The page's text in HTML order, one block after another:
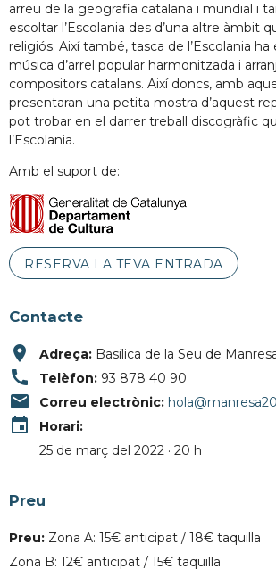
arreu de la geografia catalana i mundial i
escoltar l’Escolania des d’una altre àmbit
religiós. Així també, tasca de l’Escolania
música d’arrel popular harmonitzada i
compositors catalans. Així doncs, amb
presentaran una petita mostra d’aquest
pot trobar en el darrer treball discogràfic
l’Escolania.
Amb el suport de:
RESERVA LA TEVA ENTRADA
Contacte
place Adreça: Basílica de la Seu de
call Telèfon: 93 878 40 90
email Correu electrònic:
event
Horari:
25 de març del 2022 · 20 h
Preu
Preu: Zona A: 15€ anticipat / 18€ taquilla
Zona B: 12€ anticipat / 15€ taquilla